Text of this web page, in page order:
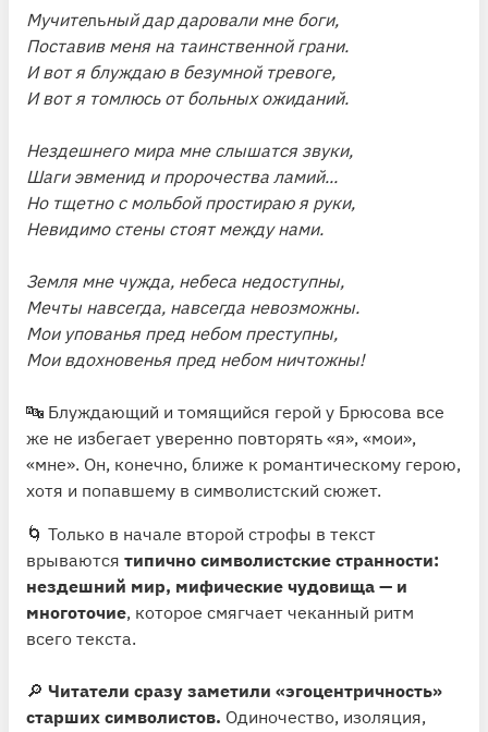
Мучительный дар даровали мне боги,
Поставив меня на таинственной грани.
И вот я блуждаю в безумной тревоге,
И вот я томлюсь от больных ожиданий.
Нездешнего мира мне слышатся звуки,
Шаги эвменид и пророчества ламий...
Но тщетно с мольбой простираю я руки,
Невидимо стены стоят между нами.
Земля мне чужда, небеса недоступны,
Мечты навсегда, навсегда невозможны.
Мои упованья пред небом преступны,
Мои вдохновенья пред небом ничтожны!
🔤 Блуждающий и томящийся герой у Брюсова все
же не избегает уверенно повторять «я», «мои»,
«мне». Он, конечно, ближе к романтическому герою,
хотя и попавшему в символистский сюжет.
🌀 Только в начале второй строфы в текст
врываются типично символистские странности:
нездешний мир, мифические чудовища — и
многоточие, которое смягчает чеканный ритм
всего текста.
🔎 Читатели сразу заметили «эгоцентричность»
старших символистов. Одиночество, изоляция,